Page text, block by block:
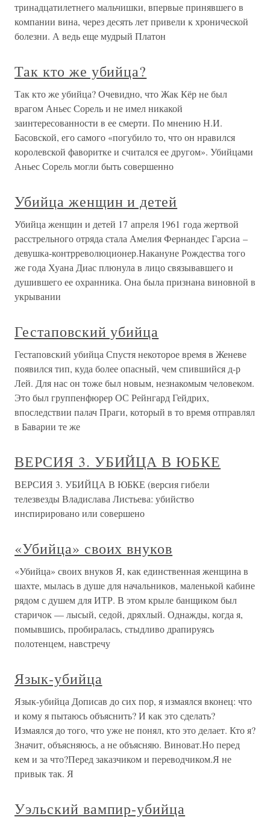
тринадцатилетнего мальчишки, впервые принявшего в
компании вина, через десять лет привели к хронической
болезни. А ведь еще мудрый Платон
Так кто же убийца?
Так кто же убийца? Очевидно, что Жак Кёр не был
врагом Аньес Сорель и не имел никакой
заинтересованности в ее смерти. По мнению Н.И.
Басовской, его самого «погубило то, что он нравился
королевской фаворитке и считался ее другом». Убийцами
Аньес Сорель могли быть совершенно
Убийца женщин и детей
Убийца женщин и детей 17 апреля 1961 года жертвой
расстрельного отряда стала Амелия Фернандес Гарсиа –
девушка-контрреволюционер.Накануне Рождества того
же года Хуана Диас плюнула в лицо связывавшего и
душившего ее охранника. Она была признана виновной в
укрывании
Гестаповский убийца
Гестаповский убийца Спустя некоторое время в Женеве
появился тип, куда более опасный, чем спившийся д-р
Лей. Для нас он тоже был новым, незнакомым человеком.
Это был группенфюрер ОС Рейнгард Гейдрих,
впоследствии палач Праги, который в то время отправлял
в Баварии те же
ВЕРСИЯ 3. УБИЙЦА В ЮБКЕ
ВЕРСИЯ 3. УБИЙЦА В ЮБКЕ (версия гибели
телезвезды Владислава Листьева: убийство
инспирировано или совершено
«Убийца» своих внуков
«Убийца» своих внуков Я, как единственная женщина в
шахте, мылась в душе для начальников, маленькой кабине
рядом с душем для ИТР. В этом крыле банщиком был
старичок — лысый, седой, дряхлый. Однажды, когда я,
помывшись, пробиралась, стыдливо драпируясь
полотенцем, навстречу
Язык-убийца
Язык-убийца Дописав до сих пор, я измаялся вконец: что
и кому я пытаюсь объяснить? И как это сделать?
Измаялся до того, что уже не понял, кто это делает. Кто я?
Значит, объясняюсь, а не объясняю. Виноват.Но перед
кем и за что?Перед заказчиком и переводчиком.Я не
привык так. Я
Уэльский вампир-убийца